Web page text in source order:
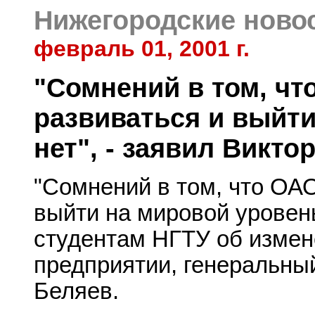
Нижегородские
февраль 01, 2001 г.
"Сомнений в том,
развиваться и
нет", - заявил
"Сомнений в том, что
выйти на мировой
студентам НГТУ об
предприятии,
Беляев.